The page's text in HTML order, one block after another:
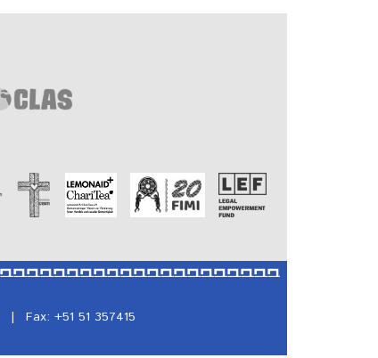
|
Fax: +51 51 357415